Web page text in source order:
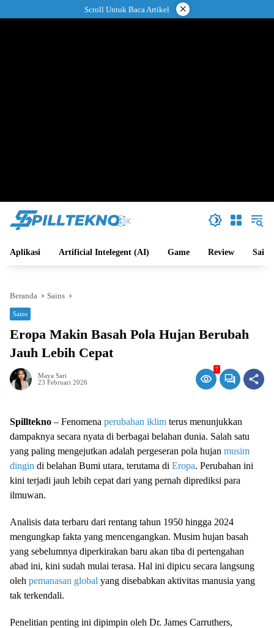
ke
Scroll Untuk Baca Artikel ×
Aplikasi Artificial Intelegent (AI) Game Review Sains
Beranda Sains
Sains
Eropa Makin Basah Pola Hujan Berubah
Jauh Lebih Cepat
Maya Sari
23 Februari 2026
7
Spilltekno – Fenomena perubahan iklim terus menunjukkan
dampaknya secara nyata di berbagai belahan dunia. Salah satu
yang paling mengejutkan adalah pergeseran pola hujan musim
dingin di belahan Bumi utara, terutama di Eropa. Perubahan ini
kini terjadi jauh lebih cepat dari yang pernah diprediksi para
ilmuwan.
Analisis data terbaru dari rentang tahun 1950 hingga 2024
mengungkap fakta yang mencengangkan. Musim hujan basah
yang sebelumnya diperkirakan baru akan tiba di pertengahan
abad ini, kini sudah mulai terasa. Hal ini dipicu secara langsung
oleh pemanasan global yang disebabkan aktivitas manusia yang
tak terkendali.
Penelitian penting ini dipimpin oleh Dr. James Carruthers,